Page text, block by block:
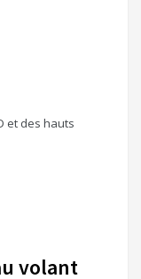
et des hauts
volant